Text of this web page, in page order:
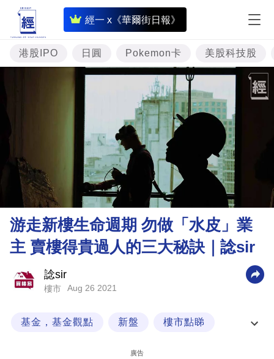
經一 x《華爾街日報》
即
時
財
經
專
題
投
資
樓
市
理
財
商
科
港股IPO 日圓 Pokemon卡 美股科技股
游走新樓生命週期 勿做「水皮」業
主 賣樓得貴過人的三大秘訣｜諗sir
諗sir
樓市 Aug 26 2021
基金，基金觀點 新盤 樓市點睇
廣告